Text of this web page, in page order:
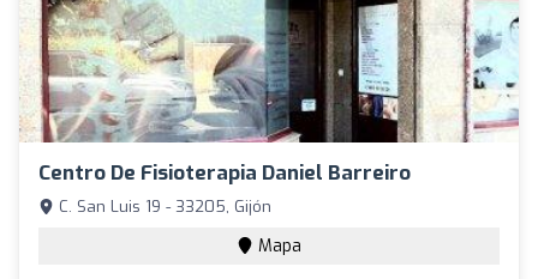
Centro De Fisioterapia Daniel Barreiro
C. San Luis 19 - 33205, Gijón
Mapa